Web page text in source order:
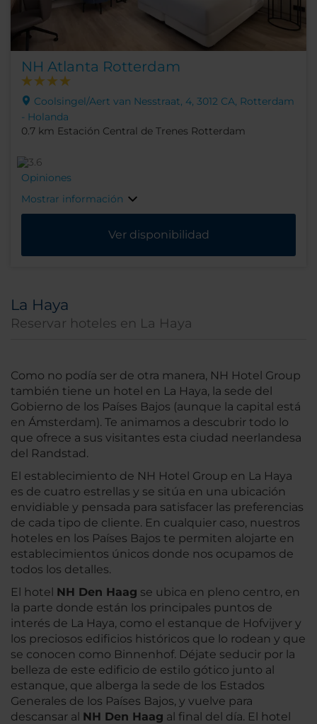
NH Atlanta Rotterdam
Coolsingel/Aert van Nesstraat, 4, 3012 CA, Rotterdam
- Holanda
0.7 km Estación Central de Trenes Rotterdam
Opiniones
Mostrar información
Ver disponibilidad
La Haya
Reservar hoteles en La Haya
Como no podía ser de otra manera, NH Hotel Group
también tiene un hotel en La Haya, la sede del
Gobierno de los Países Bajos (aunque la capital está
en Ámsterdam). Te animamos a descubrir todo lo
que ofrece a sus visitantes esta ciudad neerlandesa
del Randstad.
El establecimiento de NH Hotel Group en La Haya
es de cuatro estrellas y se sitúa en una ubicación
envidiable y pensada para satisfacer las preferencias
de cada tipo de cliente. En cualquier caso, nuestros
hoteles en los Países Bajos te permiten alojarte en
establecimientos únicos donde nos ocupamos de
todos los detalles.
El hotel NH Den Haag se ubica en pleno centro, en
la parte donde están los principales puntos de
interés de La Haya, como el estanque de Hofvijver y
los preciosos edificios históricos que lo rodean y que
se conocen como Binnenhof. Déjate seducir por la
belleza de este edificio de estilo gótico junto al
estanque, que alberga la sede de los Estados
Generales de los Países Bajos, y vuelve para
descansar al NH Den Haag al final del día. El hotel